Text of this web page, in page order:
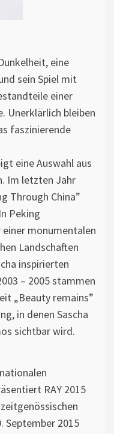
eine
sein Spiel mit
einer
Unerklärlich bleiben
faszinierende
eine Auswahl aus
Im letzten Jahr
Through China”
Peking
monumentalen
Landschaften
inspirierten
– 2005 stammen
„Beauty remains”
in denen Sascha
sichtbar wird.
RAY 2015
September 2015